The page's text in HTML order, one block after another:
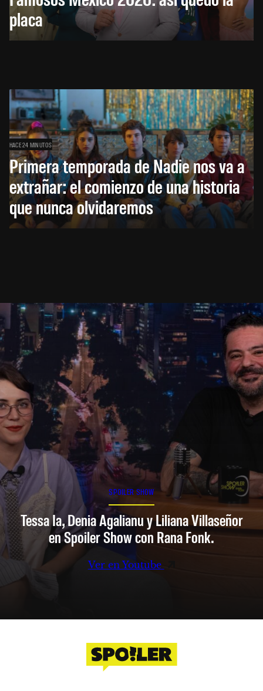
placa
HACE 24 MINUTOS
Primera temporada de Nadie nos va a
extrañar: el comienzo de una historia
que nunca olvidaremos
SPOILER SHOW
Tessa Ia, Denia Agalianu y Liliana Villaseñor
en Spoiler Show con Rana Fonk.
Ver en Youtube